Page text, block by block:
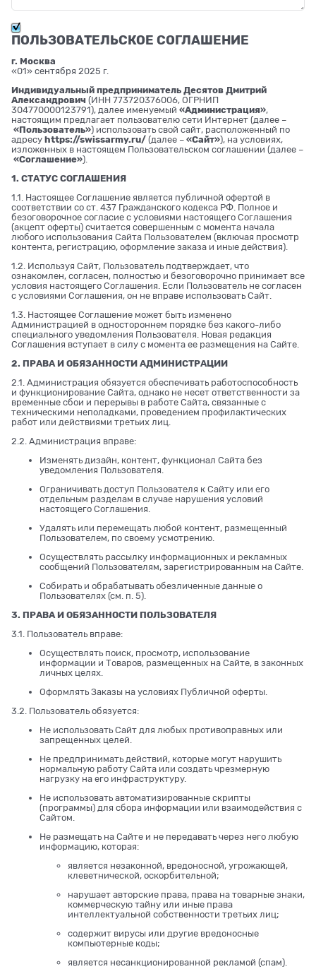
ПОЛЬЗОВАТЕЛЬСКОЕ СОГЛАШЕНИЕ
г. Москва
«01» сентября 2025 г.
Индивидуальный предприниматель Десятов Дмитрий
Александрович (ИНН 773720376006, ОГРНИП
304770000123791), далее именуемый «Администрация»,
настоящим предлагает пользователю сети Интернет (далее –
«Пользователь») использовать свой сайт, расположенный по
адресу https://swissarmy.ru/ (далее – «Сайт»), на условиях,
изложенных в настоящем Пользовательском соглашении (далее –
«Соглашение»).
1. СТАТУС СОГЛАШЕНИЯ
1.1. Настоящее Соглашение является публичной офертой в
соответствии со ст. 437 Гражданского кодекса РФ. Полное и
безоговорочное согласие с условиями настоящего Соглашения
(акцепт оферты) считается совершенным с момента начала
любого использования Сайта Пользователем (включая просмотр
контента, регистрацию, оформление заказа и иные действия).
1.2. Используя Сайт, Пользователь подтверждает, что
ознакомлен, согласен, полностью и безоговорочно принимает все
условия настоящего Соглашения. Если Пользователь не согласен
с условиями Соглашения, он не вправе использовать Сайт.
1.3. Настоящее Соглашение может быть изменено
Администрацией в одностороннем порядке без какого-либо
специального уведомления Пользователя. Новая редакция
Соглашения вступает в силу с момента ее размещения на Сайте.
2. ПРАВА И ОБЯЗАННОСТИ АДМИНИСТРАЦИИ
2.1. Администрация обязуется обеспечивать работоспособность
и функционирование Сайта, однако не несет ответственности за
временные сбои и перерывы в работе Сайта, связанные с
техническими неполадками, проведением профилактических
работ или действиями третьих лиц.
2.2. Администрация вправе:
Изменять дизайн, контент, функционал Сайта без
уведомления Пользователя.
Ограничивать доступ Пользователя к Сайту или его
отдельным разделам в случае нарушения условий
настоящего Соглашения.
Удалять или перемещать любой контент, размещенный
Пользователем, по своему усмотрению.
Осуществлять рассылку информационных и рекламных
сообщений Пользователям, зарегистрированным на Сайте.
Собирать и обрабатывать обезличенные данные о
Пользователях (см. п. 5).
3. ПРАВА И ОБЯЗАННОСТИ ПОЛЬЗОВАТЕЛЯ
3.1. Пользователь вправе:
Осуществлять поиск, просмотр, использование
информации и Товаров, размещенных на Сайте, в законных
личных целях.
Оформлять Заказы на условиях Публичной оферты.
3.2. Пользователь обязуется:
Не использовать Сайт для любых противоправных или
запрещенных целей.
Не предпринимать действий, которые могут нарушить
нормальную работу Сайта или создать чрезмерную
нагрузку на его инфраструктуру.
Не использовать автоматизированные скрипты
(программы) для сбора информации или взаимодействия с
Сайтом.
Не размещать на Сайте и не передавать через него любую
информацию, которая:
является незаконной, вредоносной, угрожающей,
клеветнической, оскорбительной;
нарушает авторские права, права на товарные знаки,
коммерческую тайну или иные права
интеллектуальной собственности третьих лиц;
содержит вирусы или другие вредоносные
компьютерные коды;
является несанкционированной рекламой (спам).